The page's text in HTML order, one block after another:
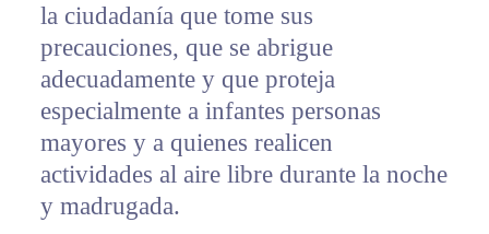
la ciudadanía que tome sus
precauciones, que se abrigue
adecuadamente y que proteja
especialmente a infantes personas
mayores y a quienes realicen
actividades al aire libre durante la noche
y madrugada.